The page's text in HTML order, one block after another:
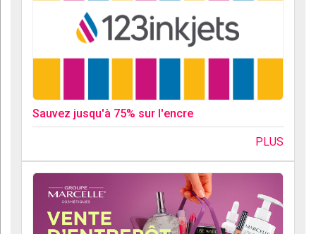
Sauvez jusqu'à 75% sur l'encre
PLUS